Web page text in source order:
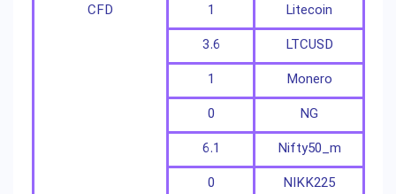
CFD
Litecoin
1
LTCUSD
3.6
Monero
1
NG
0
Nifty50_m
6.1
NIKK225
0